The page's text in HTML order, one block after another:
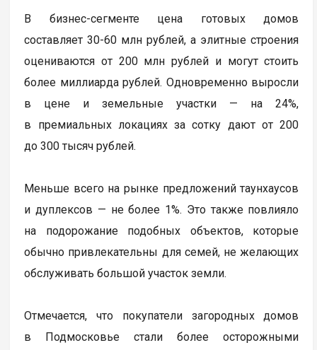
В бизнес-сегменте цена готовых домов
составляет 30-60 млн рублей, а элитные строения
оцениваются от 200 млн рублей и могут стоить
более миллиарда рублей. Одновременно выросли
в цене и земельные участки — на 24%,
в премиальных локациях за сотку дают от 200
до 300 тысяч рублей.
Меньше всего на рынке предложений таунхаусов
и дуплексов — не более 1%. Это также повлияло
на подорожание подобных объектов, которые
обычно привлекательны для семей, не желающих
обслуживать большой участок земли.
Отмечается, что покупатели загородных домов
в Подмосковье стали более осторожными